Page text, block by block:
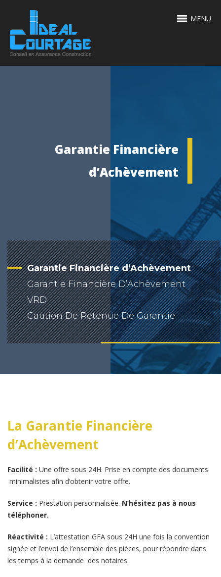
MENU
Garantie Financière
d’Achèvement
Garantie Financière d’Achèvement
Garantie Financière D’Achèvement
VRD
Caution De Retenue De Garantie
La Garantie Financière
d’Achèvement
Facilité : Une offre sous 24H. Prise en compte des documents
minimalistes afin d’obtenir votre offre.
Service : Prestation personnalisée. N’hésitez pas à nous
téléphoner.
Réactivité : L’attestation GFA sous 24H une fois la convention
signée et l’envoi de l’ensemble des pièces, pour répondre dans
les temps à la demande des notaires.